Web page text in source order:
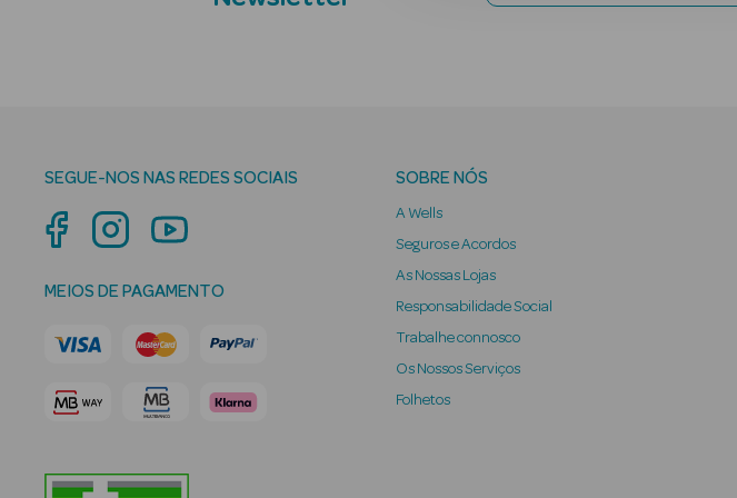
SEGUE-NOS NAS REDES SOCIAIS
MEIOS DE PAGAMENTO
SOBRE NÓS
A Wells
Seguros e Acordos
As Nossas Lojas
Responsabilidade Social
Trabalhe connosco
Os Nossos Serviços
Folhetos